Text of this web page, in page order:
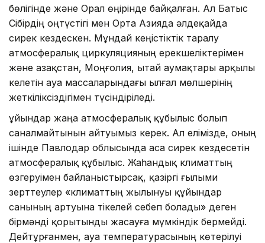
бөлігінде және Орал өңірінде байқалған. Ал Батыс
Сібірдің оңтүстігі мен Орта Азияда әлдеқайда
сирек кездескен. Мұндай кеңістіктік таралу
атмосфералық циркуляцияның ерекшеліктерімен
және Қазақстан, Моңғолия, Қытай аумақтары арқылы
келетін ауа массаларындағы ылғал мөлшерінің
жеткіліксіздігімен түсіндіріледі.
Құйындар жаңа атмосфералық құбылыс болып
саналмайтынын айтуымыз керек. Ал елімізде, оның
ішінде Павлодар облысында аса сирек кездесетін
атмосфералық құбылыс. Жаһандық климаттың
өзгеруімен байланыстырсақ, қазіргі ғылыми
зерттеулер «климаттың жылынуы құйындар
санының артуына тікелей себеп болады» деген
бірмәнді қорытынды жасауға мүмкіндік бермейді.
Дейтұрғанмен, ауа температурасының көтерілуі